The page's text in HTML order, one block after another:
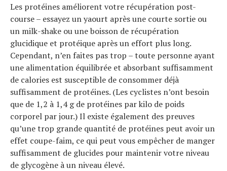
Les protéines améliorent votre récupération post-
course – essayez un yaourt après une courte sortie ou
un milk-shake ou une boisson de récupération
glucidique et protéique après un effort plus long.
Cependant, n’en faites pas trop – toute personne ayant
une alimentation équilibrée et absorbant suffisamment
de calories est susceptible de consommer déjà
suffisamment de protéines. (Les cyclistes n’ont besoin
que de 1,2 à 1,4 g de protéines par kilo de poids
corporel par jour.) Il existe également des preuves
qu’une trop grande quantité de protéines peut avoir un
effet coupe-faim, ce qui peut vous empêcher de manger
suffisamment de glucides pour maintenir votre niveau
de glycogène à un niveau élevé.